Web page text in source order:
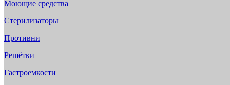
Моющие средства
Стерилизаторы
Противни
Решётки
Гастроемкости